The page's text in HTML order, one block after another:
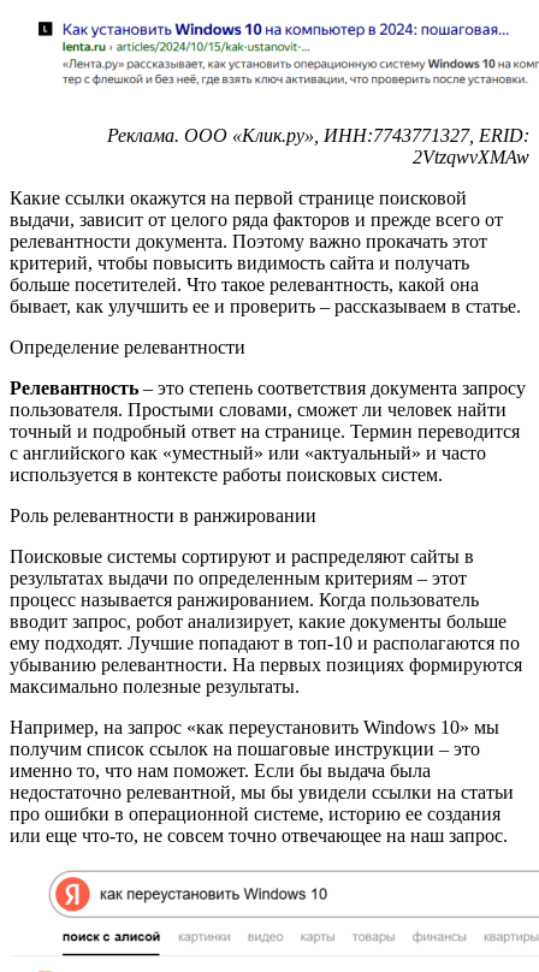
Реклама. ООО «Клик.ру», ИНН:7743771327, ERID:
2VtzqwvXMAw
Какие ссылки окажутся на первой странице поисковой
выдачи, зависит от целого ряда факторов и прежде всего от
релевантности документа. Поэтому важно прокачать этот
критерий, чтобы повысить видимость сайта и получать
больше посетителей. Что такое релевантность, какой она
бывает, как улучшить ее и проверить – рассказываем в статье.
Определение релевантности
Релевантность – это степень соответствия документа запросу
пользователя. Простыми словами, сможет ли человек найти
точный и подробный ответ на странице. Термин переводится
с английского как «уместный» или «актуальный» и часто
используется в контексте работы поисковых систем.
Роль релевантности в ранжировании
Поисковые системы сортируют и распределяют сайты в
результатах выдачи по определенным критериям – этот
процесс называется ранжированием. Когда пользователь
вводит запрос, робот анализирует, какие документы больше
ему подходят. Лучшие попадают в топ-10 и располагаются по
убыванию релевантности. На первых позициях формируются
максимально полезные результаты.
Например, на запрос «как переустановить Windows 10» мы
получим список ссылок на пошаговые инструкции – это
именно то, что нам поможет. Если бы выдача была
недостаточно релевантной, мы бы увидели ссылки на статьи
про ошибки в операционной системе, историю ее создания
или еще что-то, не совсем точно отвечающее на наш запрос.